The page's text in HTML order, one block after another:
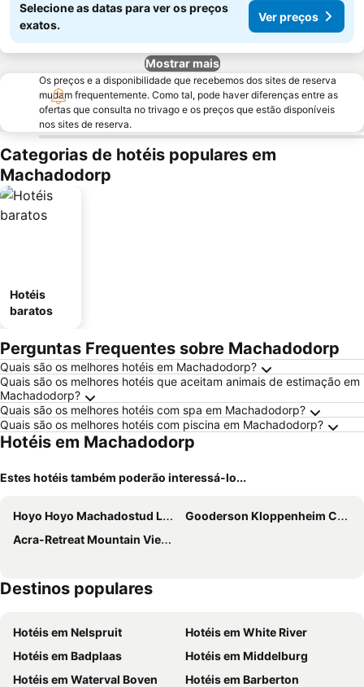
Selecione as datas para ver os preços
exatos.
Ver preços
Mostrar mais
Os preços e a disponibilidade que recebemos dos sites de reserva
mudam frequentemente. Como tal, pode haver diferenças entre as
ofertas que consulta no trivago e os preços que estão disponíveis
nos sites de reserva.
Categorias de hotéis populares em
Machadodorp
Hotéis
baratos
Perguntas Frequentes sobre Machadodorp
Quais são os melhores hotéis em Machadodorp?
Quais são os melhores hotéis que aceitam animais de estimação em
Machadodorp?
Quais são os melhores hotéis com spa em Machadodorp?
Quais são os melhores hotéis com piscina em Machadodorp?
Hotéis em Machadodorp
Estes hotéis também poderão interessá-lo...
Hoyo Hoyo Machadostud Lodge
Gooderson Kloppenheim Country Estate
Acra-Retreat Mountain View Lodge
Destinos populares
Hotéis em Nelspruit
Hotéis em White River
Hotéis em Badplaas
Hotéis em Middelburg
Hotéis em Waterval Boven
Hotéis em Barberton